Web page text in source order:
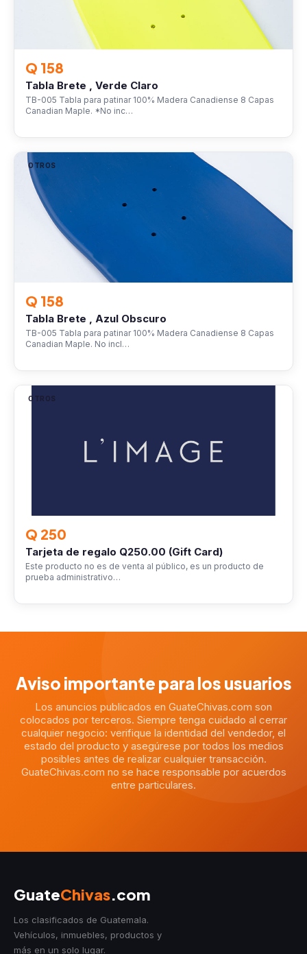
Q 158
Tabla Brete , Verde Claro
TB-005 Tabla para patinar 100% Madera Canadiense 8 Capas
Canadian Maple. *No inc…
OTROS
Q 158
Tabla Brete , Azul Obscuro
TB-005 Tabla para patinar 100% Madera Canadiense 8 Capas
Canadian Maple. No incl…
OTROS
Q 250
Tarjeta de regalo Q250.00 (Gift Card)
Este producto no es de venta al público, es un producto de
prueba administrativo…
Aviso importante para los usuarios
Los anuncios publicados en GuateChivas.com son
colocados por terceros. Siempre tenga cuidado al cerrar
cualquier negocio: verifique la identidad del vendedor, el
estado del producto y asegúrese por todos los medios
posibles antes de realizar cualquier transacción.
GuateChivas.com no se hace responsable por acuerdos
entre particulares.
GuateChivas.com
Los clasificados de Guatemala.
Vehículos, inmuebles, productos y
más en un solo lugar.